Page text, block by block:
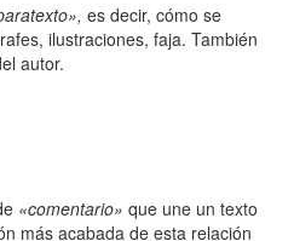
es decir, cómo se
ilustraciones, faja. También
autor.
«comentario» que une un texto
más acabada de esta relación